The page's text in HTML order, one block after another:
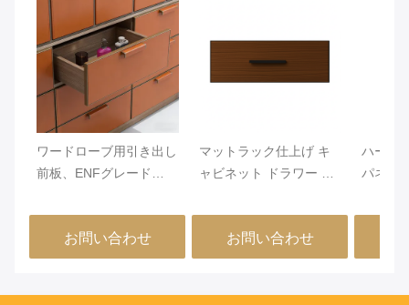
ワードローブ用引き出し
前板、ENFグレード
ド、PVCレザー巻き＆エ
ッジバンディング、
MJMHD CYDP-003用カ
お問い合わせ
マットラック仕上げ キ
ャビネット ドラワー パ
家具デザインに長期的か
つスタイリッシュな統合
のために設計されていま
お問い合わせ
ハード
パネル
ーショ